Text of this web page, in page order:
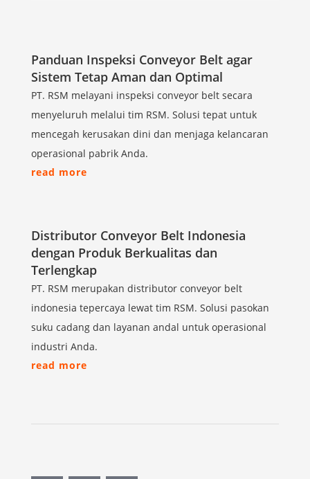
Panduan Inspeksi Conveyor Belt agar
Sistem Tetap Aman dan Optimal
PT. RSM melayani inspeksi conveyor belt secara
menyeluruh melalui tim RSM. Solusi tepat untuk
mencegah kerusakan dini dan menjaga kelancaran
operasional pabrik Anda.
read more
Distributor Conveyor Belt Indonesia
dengan Produk Berkualitas dan
Terlengkap
PT. RSM merupakan distributor conveyor belt
indonesia tepercaya lewat tim RSM. Solusi pasokan
suku cadang dan layanan andal untuk operasional
industri Anda.
read more